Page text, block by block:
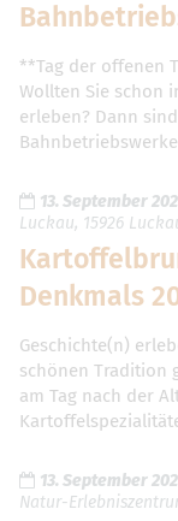
**Tag der offenen
Wollten Sie schon
erleben? Dann
13. September
Luckau, 15926
Denkmals
Geschichte(n)
schönen Tradition
am Tag nach der
13. September
Natur-